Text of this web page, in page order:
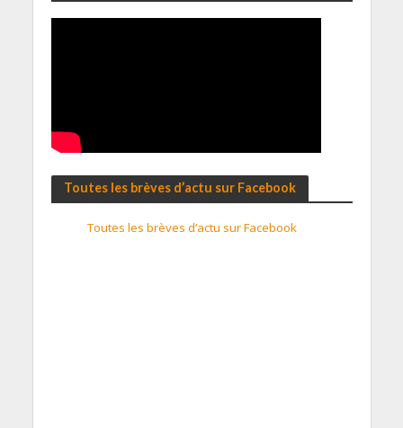
Toutes les brèves d’actu sur Facebook
Toutes les brèves d’actu sur Facebook